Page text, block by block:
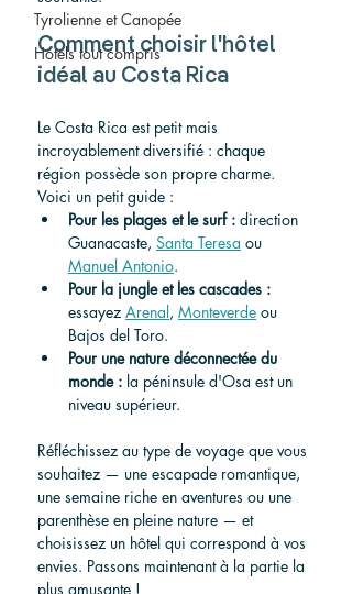
Tyrolienne et Canopée
Hotels tout compris
Comment choisir l'hôtel
idéal au Costa Rica
Le Costa Rica est petit mais
incroyablement diversifié : chaque
région possède son propre charme.
Voici un petit guide :
Pour les plages et le surf : direction
Guanacaste, Santa Teresa ou
Manuel Antonio.
Pour la jungle et les cascades :
essayez Arenal, Monteverde ou
Bajos del Toro.
Pour une nature déconnectée du
monde : la péninsule d'Osa est un
niveau supérieur.
Réfléchissez au type de voyage que vous
souhaitez — une escapade romantique,
une semaine riche en aventures ou une
parenthèse en pleine nature — et
choisissez un hôtel qui correspond à vos
envies. Passons maintenant à la partie la
plus amusante !